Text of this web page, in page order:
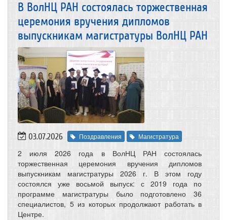
В ВолНЦ РАН состоялась торжественная
церемония вручения дипломов
выпускникам магистратуры ВолНЦ РАН
03.07.2026 Поздравления Магистратура
2 июля 2026 года в ВолНЦ РАН состоялась
торжественная церемония вручения дипломов
выпускникам магистратуры 2026 г. В этом году
состоялся уже восьмой выпуск: с 2019 года по
программе магистратуры было подготовлено 36
специалистов, 5 из которых продолжают работать в
Центре.